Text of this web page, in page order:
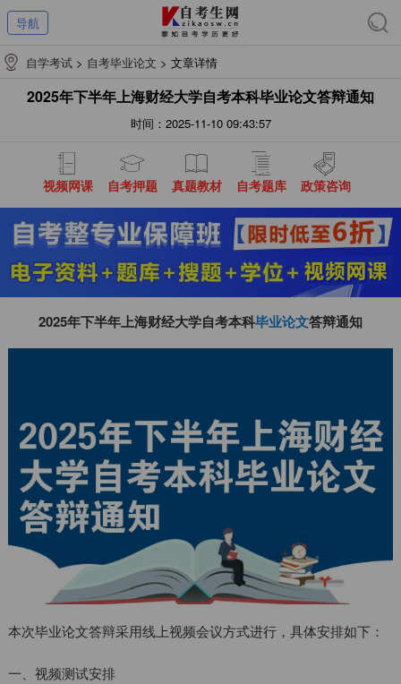
导航
自学考试 > 自考毕业论文 > 文章详情
2025年下半年上海财经大学自考本科毕业论文答辩通知
时间：2025-11-10 09:43:57
视频网课 自考押题 真题教材 自考题库 政策咨询
2025年下半年上海财经大学自考本科毕业论文答辩通知
本次毕业论文答辩采用线上视频会议方式进行，具体安排如下：
一、视频测试安排